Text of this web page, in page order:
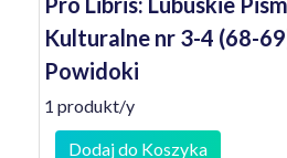
Kulturalne nr 3-4 (68-
Powidoki
1 produkt/y
Dodaj do Koszyka